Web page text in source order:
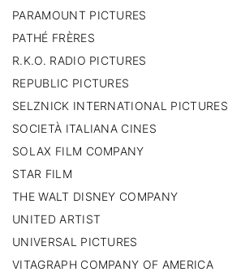
PARAMOUNT PICTURES
PATHÉ FRÈRES
R.K.O. RADIO PICTURES
REPUBLIC PICTURES
SELZNICK INTERNATIONAL PICTURES
SOCIETÀ ITALIANA CINES
SOLAX FILM COMPANY
STAR FILM
THE WALT DISNEY COMPANY
UNITED ARTIST
UNIVERSAL PICTURES
VITAGRAPH COMPANY OF AMERICA